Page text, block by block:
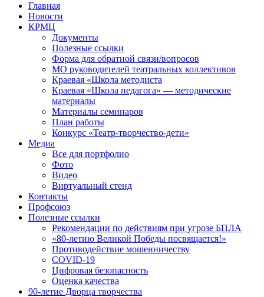
Главная
Новости
КРМЦ
Документы
Полезные ссылки
Форма для обратной связи/вопросов
МО руководителей театральных коллективов
Краевая «Школа методиста
Краевая «Школа педагога» — методические
материалы
Материалы семинаров
План работы
Конкурс «Театр-творчество-дети»
Медиа
Все для портфолио
Фото
Видео
Виртуальный стенд
Контакты
Профсоюз
Полезные ссылки
Рекомендации по действиям при угрозе БПЛА
«80-летию Великой Победы посвящается!»
Противодействие мошенничеству
COVID-19
Цифровая безопасность
Оценка качества
90-летие Дворца творчества